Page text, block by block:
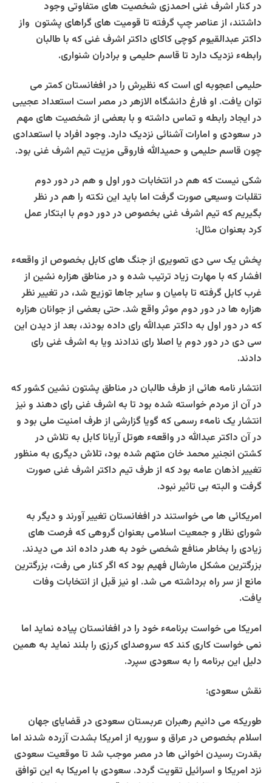
در کنار اشرف غنی احمدزی شخصیت های متفاوتی وجود
داشتند، از عناصر چپ گرفته تا قومیت های گراهای پشتون واز
داکتر عبدالقیوم کوچی کاکای داکتر اشرف غنی که با طالبان
رابطهء نزدیک دارد تا قاسم حلیمی و برادران شنواری.
حلیمی اعجوبه ای است که نظیرش را در افغانستان کمتر می
توان یافت. او فارغ دانشگاه الازهر در مصر است استعداد عجیبی
در ایجاد رابطه و تماس داشته و با بعضی از شخصیت های مهم
در سعودی و امارات آشنائی نزدیک دارد. وجود افراد با استعدادی
چون قاسم حلیمی و حمیدالله فاروقی مزیت تیم اشرف غنی بود.
شکی نیست که هم در انتخابات دور اول و هم در دور دوم
تقلبات وسیعی صورت گرفت اما باید این نکته را هم در نظر
بگیریم که تیم اشرف غنی بخصوص در دور دوم با ابتکار عمل
کرد بعنوان مثال:
پخش یک سی دی تصویری از جنگ های کابل بخصوص از واقعهء
افشار که با مهارت زیاد ترتیب شده و در مناطق هزاره نشین از
غرب کابل گرفته تا بامیان و سایر جاها توزیع شد، در تغییر نظر
هزاره ها در دور دوم موثر واقع شد. حتی بعضی از جوانان هزاره
که در دور اول به داکتر عبدالله رای داده بودند، بعد از دیدن این
سی دی در دور دوم یا اصلا رای ندادند ویا به اشرف غنی رای
دادند.
انتشار نامه هائی از طرف طالبان در مناطق پشتون نشین کشور که
در آن از مردم خواسته شده بود تا به اشرف غنی رای دهند و نیز
انتشار یک نامهء رسمی که گویا گزارشی از طرف امنیت ملی بود و
در آن داکتر عبدالله در واقعهء هوتل آریانا کابل به تلاش در
کشتن انجنیر محمد خان متهم شده بود، تلاش دیگری به منظور
تغییر اذهان عامه بود که از طرف تیم داکتر اشرف غنی صورت
گرفت و البته بی تاثیر نبود.
امریکائی ها می خواستند در افغانستان تغییر آورند و دیگر به
شورای نظار و جمعیت اسلامی بعنوان گروهی که فرصت های
زیادی را بخاطر منافع شخصی خود به هدر داده اند می دیدند.
بزرگترین مشکل مارشال فهیم بود که اگر کنار می رفت، بزرگترین
مانع از سر راه برداشته می شد. او نیز قبل از انتخابات وفات
یافت.
امریکا می خواست برنامهء خود را در افغانستان پیاده نماید اما
نمی خواست کاری کند که سروصدای کرزی را بلند نماید به همین
دلیل این برنامه را به سعودی سپرد.
نقش سعودی:
طوریکه می دانیم رهبران عربستان سعودی در قضایای جهان
اسلام بخصوص در عراق و سوریه از امریکا بشدت آزرده شدند اما
بقدرت رسیدن اخوانی ها در مصر موجب شد تا موقعیت سعودی
نزد امریکا و اسرائیل تقویت گردد. سعودی با امریکا به این توافق